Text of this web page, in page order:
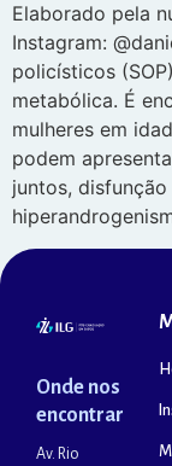
Elaborado pela
Instagram:
policísticos
metabólica. É
mulheres em
podem
juntos,
Onde nos
encontrar
Av. Rio